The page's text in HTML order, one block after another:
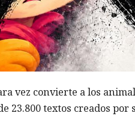
vez convierte a los
23.800 textos creados